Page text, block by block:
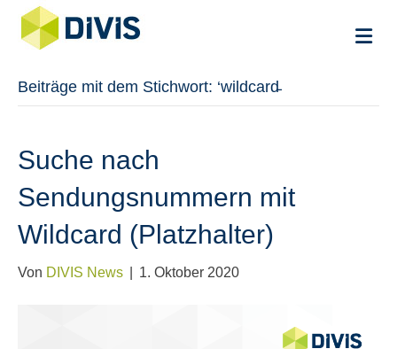
Beiträge mit dem Stichwort: ‘wildcard̵
Suche nach
Sendungsnummern mit
Wildcard (Platzhalter)
Von DIVIS News 1. Oktober 2020